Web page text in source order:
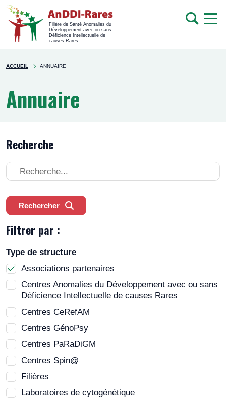
Filière de Santé Anomalies du
Développement avec ou sans
Déficience Intellectuelle de
causes Rares
Rechercher
sur
You're
ACCUEIL ANNUAIRE
Annuaire
Recherche
Recherche
Rechercher
Filtrer par :
Type de structure
Associations partenaires
Centres Anomalies du Développement avec ou sans
Déficience Intellectuelle de causes Rares
Centres CeRefAM
Centres GénoPsy
Centres PaRaDiGM
Centres Spin@
Filières
Laboratoires de cytogénétique